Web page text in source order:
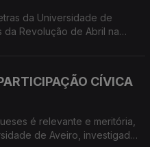
da Universidade de
Revolução de Abril na
CÍVICA
é relevante e meritória,
de Aveiro, investigador